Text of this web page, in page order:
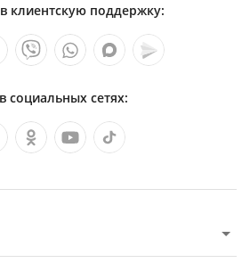
клиентскую поддержку:
социальных сетях: